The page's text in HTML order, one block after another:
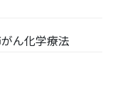
ん化学療法